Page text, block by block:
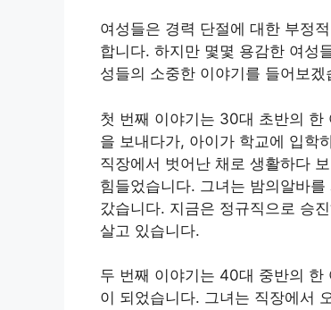
여성들은 경력 단절에 대한 부정
합니다. 하지만 몇몇 용감한 여성
성들의 소중한 이야기를 들어보겠
첫 번째 이야기는 30대 초반의 한
을 보내다가, 아이가 학교에 입학
직장에서 벗어난 채로 생활하다
힘들었습니다. 그녀는 밤의알바
갔습니다. 지금은 정규직으로 승
살고 있습니다.
두 번째 이야기는 40대 중반의 한
이 되었습니다. 그녀는 직장에서